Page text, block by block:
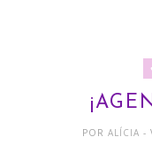
PORALÍCIA-